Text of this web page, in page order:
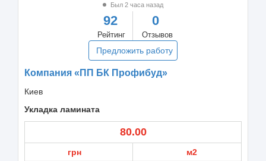
Был 2 часа назад
92
Рейтинг
0
Отзывов
Предложить работу
Компания «ПП БК Профибуд»
Киев
Укладка ламината
80.00
грн м2